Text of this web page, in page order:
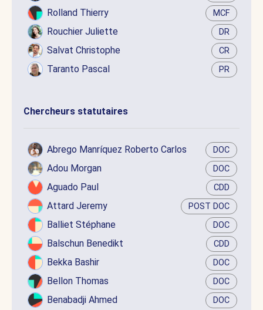
Rolland Thierry MCF
Rouchier Juliette DR
Salvat Christophe CR
Taranto Pascal PR
Chercheurs statutaires
Abrego Manríquez Roberto Carlos DOC
Adou Morgan DOC
Aguado Paul CDD
Attard Jeremy POST DOC
Balliet Stéphane DOC
Balschun Benedikt CDD
Bekka Bashir DOC
Bellon Thomas DOC
Benabadji Ahmed DOC